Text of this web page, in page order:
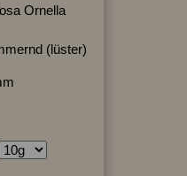
Ornella
(lüster)